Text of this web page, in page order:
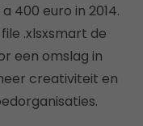
400 euro in 2014.
.xlsxsmart de
een omslag in
creativiteit en